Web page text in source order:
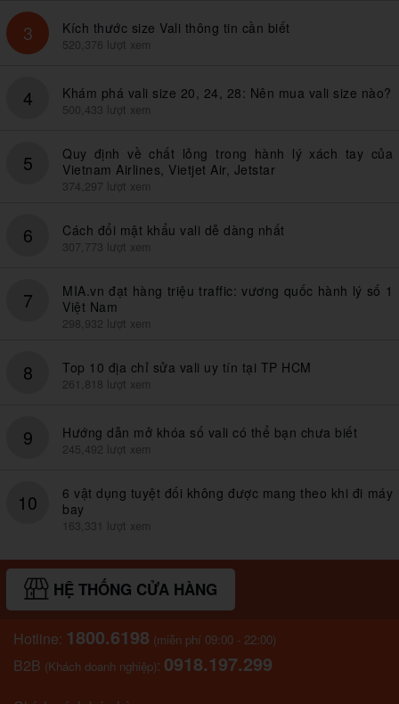
3 Kích thước size Vali thông tin cần biết
520,376 lượt xem
4 Khám phá vali size 20, 24, 28: Nên mua vali size nào?
500,433 lượt xem
5
Quy định về chất lỏng trong hành lý xách tay của
Vietnam Airlines, Vietjet Air, Jetstar
374,297 lượt xem
6 Cách đổi mật khẩu vali dễ dàng nhất
307,773 lượt xem
7
MIA.vn đạt hàng triệu traffic: vương quốc hành lý số 1
Việt Nam
298,932 lượt xem
8 Top 10 địa chỉ sửa vali uy tín tại TP HCM
261,818 lượt xem
9 Hướng dẫn mở khóa số vali có thể bạn chưa biết
245,492 lượt xem
10
6 vật dụng tuyệt đối không được mang theo khi đi máy
bay
163,331 lượt xem
HỆ THỐNG CỬA HÀNG
Hotline: 1800.6198 (miễn phí 09:00 - 22:00)
B2B (Khách doanh nghiệp): 0918.197.299